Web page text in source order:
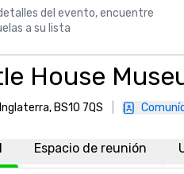
del evento, encuentre
a su lista
House
BS10 7QS
Espacio de reunión